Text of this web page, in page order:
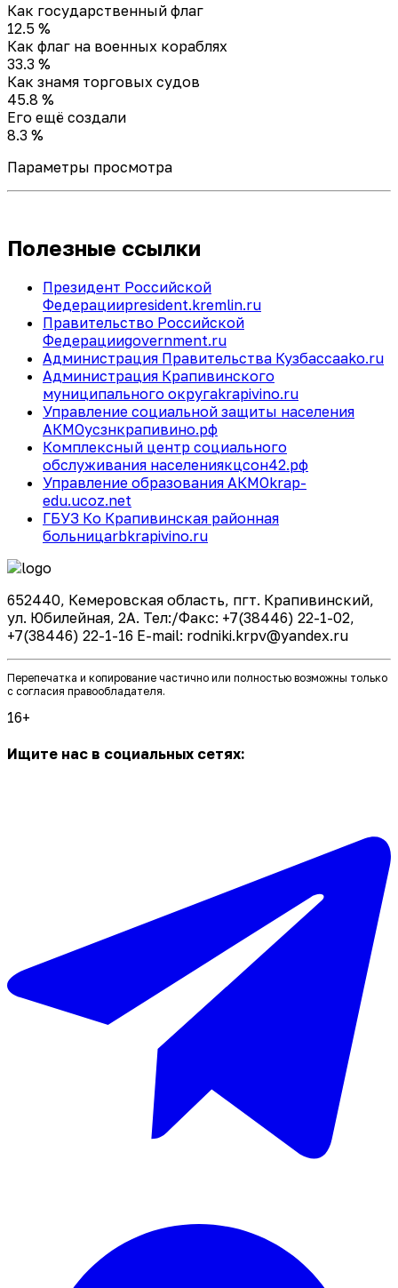
Как государственный флаг
12.5 %
Как флаг на военных кораблях
33.3 %
Как знамя торговых судов
45.8 %
Его ещё создали
8.3 %
Параметры просмотра
Полезные ссылки
Президент Российской
Федерацииpresident.kremlin.ru
Правительство Российской
Федерацииgovernment.ru
Администрация Правительства Кузбассаako.ru
Администрация Крапивинского
муниципального округаkrapivino.ru
Управление социальной защиты населения
АКМОусзнкрапивино.рф
Комплексный центр социального
обслуживания населениякцсон42.рф
Управление образования АКМОkrap-
edu.ucoz.net
ГБУЗ Ко Крапивинская районная
больницаrbkrapivino.ru
652440, Кемеровская область, пгт. Крапивинский,
ул. Юбилейная, 2А. Тел:/Факс: +7(38446) 22-1-02,
+7(38446) 22-1-16 E-mail: rodniki.krpv@yandex.ru
Перепечатка и копирование частично или полностью возможны только
с согласия правообладателя.
16+
Ищите нас в социальных сетях: